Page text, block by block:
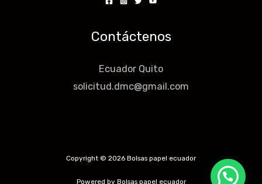
Contáctenos
Ecuador Quito
solicitud.dmc@gmail.com
Copyright © 2026 Bolsas papel ecuador
Powered by Bolsas papel ecuador